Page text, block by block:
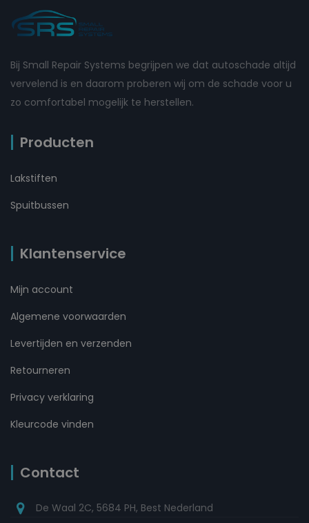
Bij Small Repair Systems begrijpen we dat autoschade altijd
vervelend is en daarom proberen wij om de schade voor u
zo comfortabel mogelijk te herstellen.
Producten
Lakstiften
Spuitbussen
Klantenservice
Mijn account
Algemene voorwaarden
Levertijden en verzenden
Retourneren
Privacy verklaring
Kleurcode vinden
Contact
De Waal 2C, 5684 PH, Best Nederland